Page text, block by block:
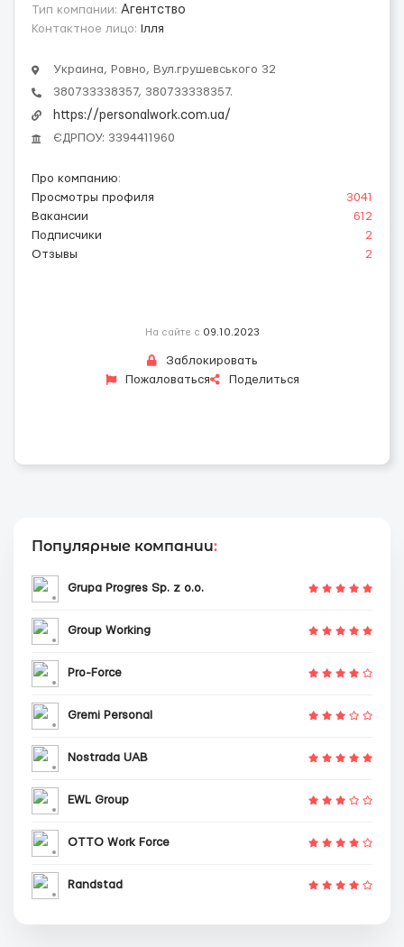
Тип компании: Агентство
Контактное лицо: Ілля
Украина, Ровно, Вул.грушевського 32
380733338357, 380733338357.
https://personalwork.com.ua/
ЄДРПОУ: 3394411960
Про компанию:
Просмотры профиля
3041
Вакансии
612
Подписчики
2
Отзывы
2
На сайте с 09.10.2023
Заблокировать
Пожаловаться
Поделиться
Популярные компании:
Grupa Progres Sp. z o.o.
Group Working
Pro-Force
Gremi Personal
Nostrada UAB
EWL Group
OTTO Work Force
Randstad